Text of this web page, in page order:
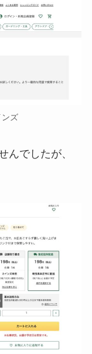
ンズ
んでしたが、